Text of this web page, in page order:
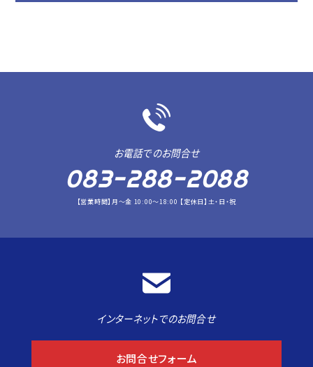
お電話でのお問合せ
083-288-2088
【営業時間】月～金 10:00～18:00 【定休日】土・日・祝
インターネットでのお問合せ
お問合せフォーム